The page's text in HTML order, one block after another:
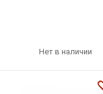
Нет в наличии